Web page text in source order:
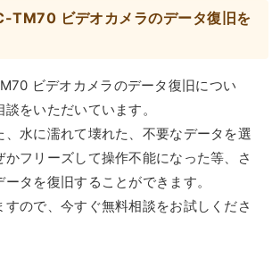
TM70 ビデオカメラのデータ復旧を
ビデオカメラのデータ復旧につい
をいただいています。
、水に濡れて壊れた、不要なデータを選
かフリーズして操作不能になった等、さ
タを復旧することができます。
すので、今すぐ無料相談をお試しくださ